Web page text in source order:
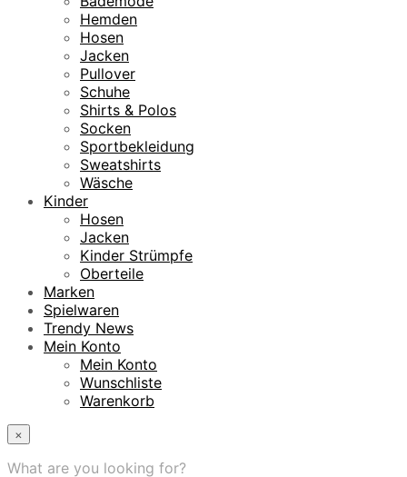
Hemden
Hosen
Jacken
Pullover
Schuhe
Shirts & Polos
Socken
Sportbekleidung
Sweatshirts
Wäsche
Kinder
Hosen
Jacken
Kinder Strümpfe
Oberteile
Marken
Spielwaren
Trendy News
Mein Konto
Mein Konto
Wunschliste
Warenkorb
×
What are you looking for?